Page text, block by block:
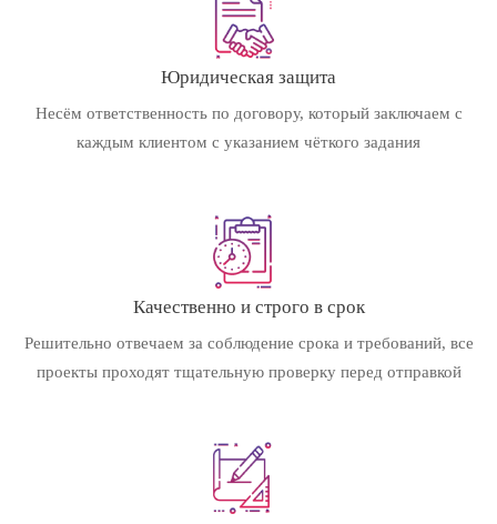
Юридическая защита
Несём ответственность по договору, который заключаем с
каждым клиентом с указанием чёткого задания
Качественно и строго в срок
Решительно отвечаем за соблюдение срока и требований, все
проекты проходят тщательную проверку перед отправкой